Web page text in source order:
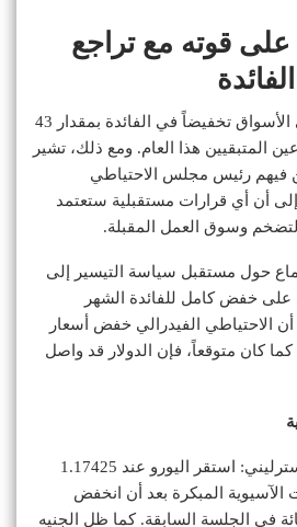
على قوته مع تراجع
وقد سعّر المتعاملون في الأسواق تخفيضاً في الفائدة بمقدار 43
المتبقيين هذا العام. ومع ذلك، تشير
فيهم رئيس مجلس الاحتياطي
إلى أن أي قرارات مستقبلية ستعتمد
وسوق العمل المقبلة.
حول مستقبل سياسة التيسير إلى
على خفض كامل للفائدة الشهر
الاحتياطي الفيدرالي خفض أسعار
كما كان متوقعاً، فإن الدولار قد واصل
اليورو والجنيه الإسترليني: استقر اليورو عند 1.17425
الآسيوية المبكرة بعد أن انخفض
في المائة في الجلسة السابقة. كما ظل الجنيه